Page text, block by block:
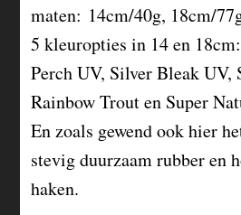
maten: 14cm/40g, 18cm/
5 kleuropties in 14 en
Perch UV, Silver Bleak UV,
Rainbow Trout en Super
En zoals gewend ook hier
stevig duurzaam rubber en
haken.